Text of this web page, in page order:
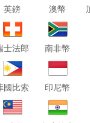
英鎊 澳幣
士法郎 南非幣
國比索 印尼幣